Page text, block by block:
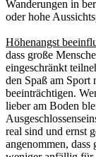
Wanderungen in
oder hohe
Höhenangst
dass große
eingeschränkt
den Spaß am Sport
beeinträchtigen.
lieber am Boden
real sind und ernst
angenommen,